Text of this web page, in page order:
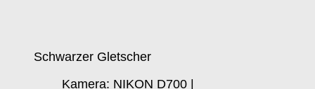
Schwarzer Gletscher
Kamera: NIKON D700 |